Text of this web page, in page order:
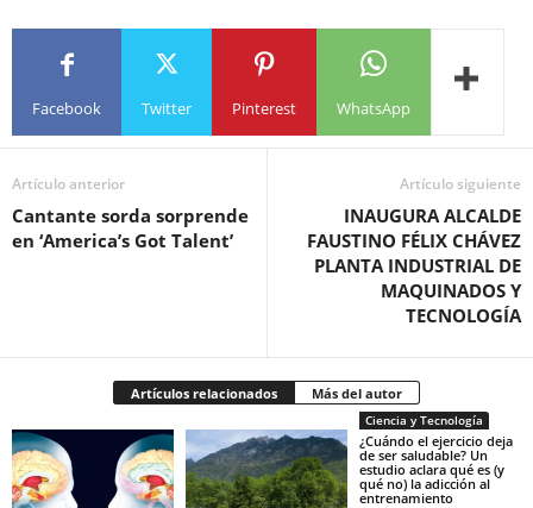
Facebook Twitter Pinterest WhatsApp
Artículo anterior
Cantante sorda sorprende
en ‘America’s Got Talent’
Artículo siguiente
INAUGURA ALCALDE
FAUSTINO FÉLIX CHÁVEZ
PLANTA INDUSTRIAL DE
MAQUINADOS Y
TECNOLOGÍA
Artículos relacionados Más del autor
Ciencia y Tecnología
¿Cuándo el ejercicio deja
de ser saludable? Un
estudio aclara qué es (y
qué no) la adicción al
entrenamiento